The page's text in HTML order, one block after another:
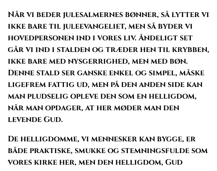
Når vi beder julesalmernes bønner, så lytter vi
ikke bare til juleevangeliet, men så byder vi
hovedpersonen ind i vores liv. Åndeligt set
går vi ind i stalden og træder hen til krybben,
ikke bare med nysgerrighed, men med bøn.
Denne stald ser ganske enkel og simpel, måske
ligefrem fattig ud, men på den anden side kan
man pludselig opleve den som en helligdom,
når man opdager, at her møder man den
levende Gud.
De helligdomme, vi mennesker kan bygge, er
både praktiske, smukke og stemningsfulde som
vores kirke her, men den helligdom, Gud